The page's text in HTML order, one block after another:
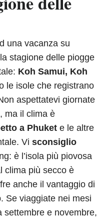
una vacanza su
stagione delle piogge
Koh Samui, Koh
le isole che registrano
aspettatevi giornate
ma il clima è
a Phuket e le altre
Vi sconsiglio
è l’isola più piovosa
clima più secco è
anche il vantaggio di
Se viaggiate nei mesi
settembre e novembre,